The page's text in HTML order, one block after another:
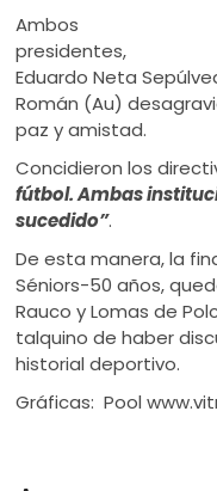
Ambos
presidentes,
Eduardo Neta
Román (Au)
paz y amistad.
Concidieron los
fútbol. Ambas
sucedido”.
De esta manera, la
Séniors-50 años,
Rauco y Lomas de
talquino de haber
historial deportivo.
Gráficas: Pool